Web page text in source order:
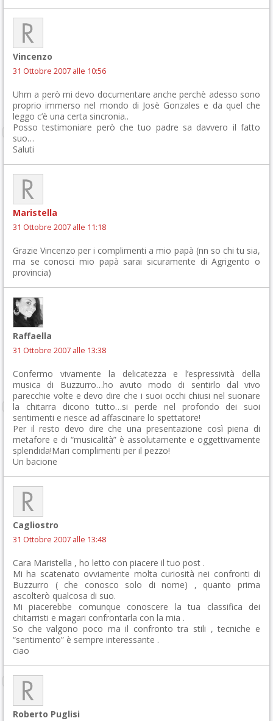
Vincenzo
31 Ottobre 2007 alle 10:56
Uhm a però mi devo documentare anche perchè adesso sono
proprio immerso nel mondo di Josè Gonzales e da quel che
leggo c’è una certa sincronia..
Posso testimoniare però che tuo padre sa davvero il fatto
suo…
Saluti
Maristella
31 Ottobre 2007 alle 11:18
Grazie Vincenzo per i complimenti a mio papà (nn so chi tu sia,
ma se conosci mio papà sarai sicuramente di Agrigento o
provincia)
Raffaella
31 Ottobre 2007 alle 13:38
Confermo vivamente la delicatezza e l’espressività della
musica di Buzzurro…ho avuto modo di sentirlo dal vivo
parecchie volte e devo dire che i suoi occhi chiusi nel suonare
la chitarra dicono tutto…si perde nel profondo dei suoi
sentimenti e riesce ad affascinare lo spettatore!
Per il resto devo dire che una presentazione così piena di
metafore e di “musicalità” è assolutamente e oggettivamente
splendida!Mari complimenti per il pezzo!
Un bacione
Cagliostro
31 Ottobre 2007 alle 13:48
Cara Maristella , ho letto con piacere il tuo post .
Mi ha scatenato ovviamente molta curiosità nei confronti di
Buzzurro ( che conosco solo di nome) , quanto prima
ascolterò qualcosa di suo.
Mi piacerebbe comunque conoscere la tua classifica dei
chitarristi e magari confrontarla con la mia .
So che valgono poco ma il confronto tra stili , tecniche e
“sentimento” è sempre interessante .
ciao
Roberto Puglisi